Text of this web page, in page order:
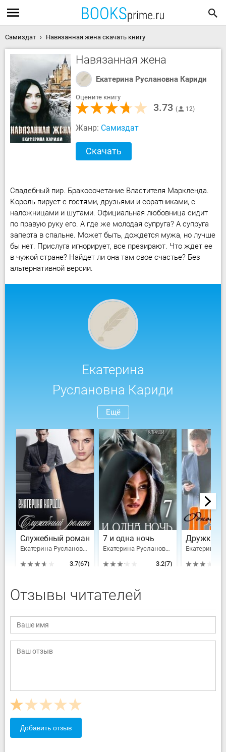
Самиздат Навязанная жена скачать книгу
Навязанная жена
Екатерина Руслановна Кариди
Оцените книгу
3.73 12
Жанр: Самиздат
Скачать
Свадебный пир. Бракосочетание Властителя Маркленда.
Король пирует с гостями, друзьями и соратниками, с
наложницами и шутами. Официальная любовница сидит
по правую руку его. А где же молодая супруга? А супруга
заперта в спальне. Может быть, дождется мужа, но лучше
бы нет. Прислуга игнорирует, все презирают. Что ждет ее
в чужой стране? Найдет ли она там свое счастье? Без
альтернативной версии.
Екатерина
Руслановна Кариди
Ещё
Служебный роман
Екатерина Руслановна Кариди
3.7(67)
7 и одна ночь
Екатерина Руслановна Кариди
3.2(7)
Дружка
Отзывы читателей
Добавить отзыв